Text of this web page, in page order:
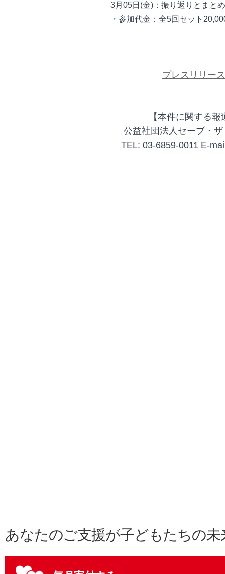
3月05日(金)：振り返りとまと
・参加代金：全5回セット
プレスリリー
【本件に関する
公益社団法人セーブ・
TEL: 03-6859-0011 E-
あなたのご支援が子どもたちの